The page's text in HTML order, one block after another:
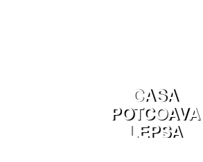
CASA
POTCOAVA
LEPSA